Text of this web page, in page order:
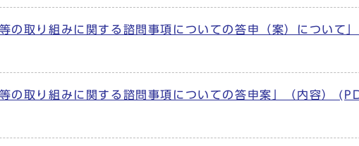
の取り組みに関する諮問事項についての答申（案）について
の取り組みに関する諮問事項についての答申案」（内容）